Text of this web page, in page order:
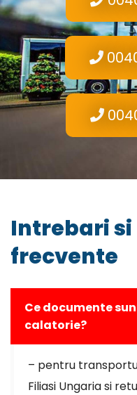
Intrebari
frecvente
Ce documente
calatorie?
– pentru
Filiasi Ungaria si